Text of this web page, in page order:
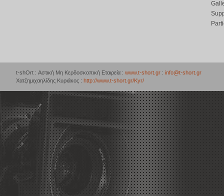
t-shOrt : Αστική Μη Κερδοσκοπική Εταιρεία : www.t-short.gr : info@t-short.gr
Χατζημιχαηλίδης Κυριάκος : http://www.t-short.gr/Kyr/